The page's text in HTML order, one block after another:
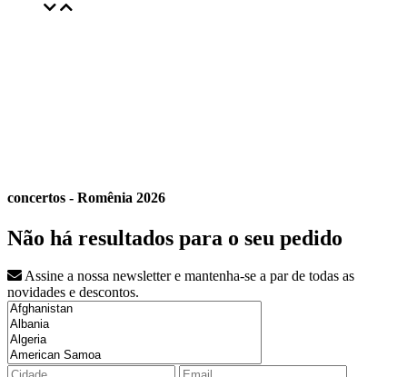
concertos - Romênia 2026
Não há resultados para o seu pedido
Assine a nossa newsletter e mantenha-se a par de todas as
novidades e descontos.